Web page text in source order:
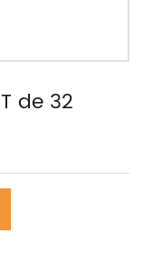
de 32